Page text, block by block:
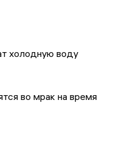
холодную воду
во мрак на время